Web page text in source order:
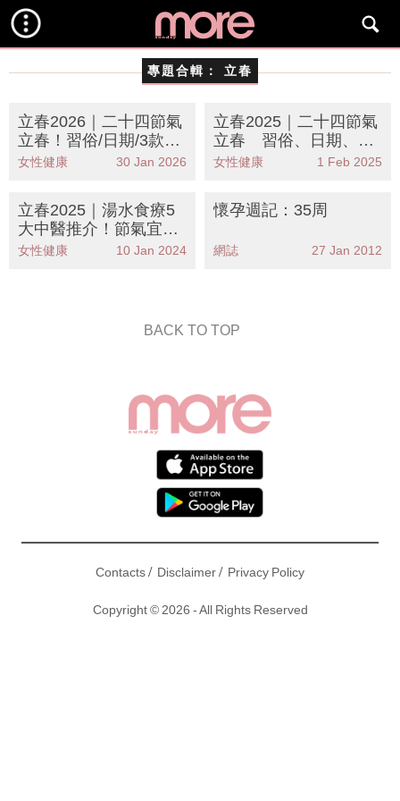
專題合輯： 立春
立春2026｜二十四節氣
立春！習俗/日期/3款養
生湯水！附還太歲和攝
女性健康 30 Jan 2026
立春2025｜二十四節氣
立春 習俗、日期、3
款養生湯水全公開！附
女性健康 1 Feb 2025
立春2025｜湯水食療5
大中醫推介！節氣宜養
生防病保健
女性健康 10 Jan 2024
懷孕週記：35周
網誌 27 Jan 2012
BACK TO TOP
Contacts/ Disclaimer/ Privacy Policy
Copyright © 2026 - All Rights Reserved